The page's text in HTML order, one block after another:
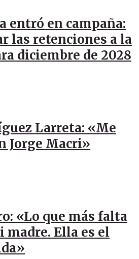
entró en campaña:
las retenciones a la
diciembre de 2028
Larreta: «Me
Jorge Macri»
«Lo que más falta
madre. Ella es el